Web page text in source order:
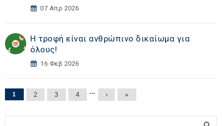
07 Απρ 2026
Η τροφή είναι ανθρώπινο δικαίωμα για
όλους!
16 Φεβ 2026
Σελίδες
1 2 3 4 … › »